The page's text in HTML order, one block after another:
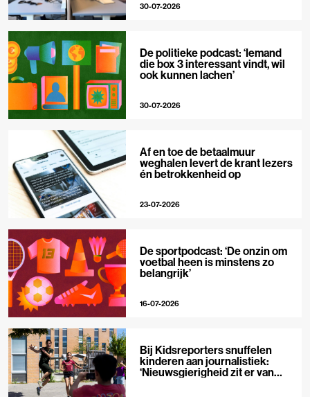
30-07-2026
De politieke podcast: ‘Iemand
die box 3 interessant vindt, wil
ook kunnen lachen’
30-07-2026
Af en toe de betaalmuur
weghalen levert de krant lezers
én betrokkenheid op
23-07-2026
De sportpodcast: ‘De onzin om
voetbal heen is minstens zo
belangrijk’
16-07-2026
Bij Kidsreporters snuffelen
kinderen aan journalistiek:
‘Nieuwsgierigheid zit er van